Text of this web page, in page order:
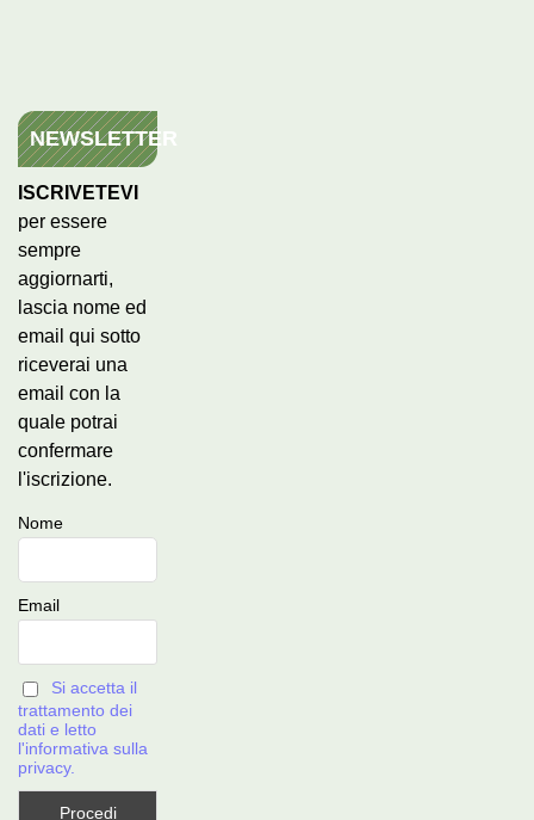
NEWSLETTER
ISCRIVETEVI
per essere
sempre
aggiornarti,
lascia nome ed
email qui sotto
riceverai una
email con la
quale potrai
confermare
l'iscrizione.
Nome
Email
Si accetta il
trattamento dei
dati e letto
l'informativa sulla
privacy.